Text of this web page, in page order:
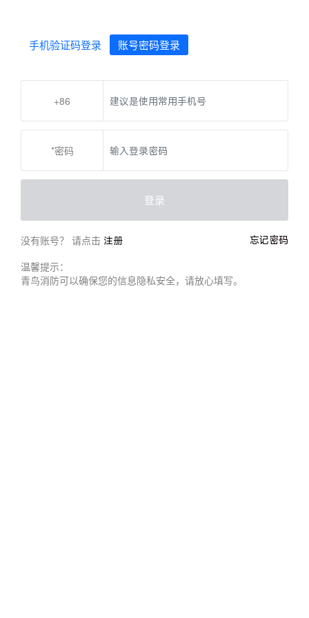
手机验证码登录 账号密码登录
+86
*密码
登录
忘记密码
没有账号？ 请点击 注册
温馨提示：
青鸟消防可以确保您的信息隐私安全，请放心填写。